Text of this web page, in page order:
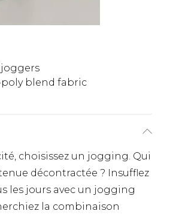
blend fabric
choisissez un jogging. Qui
décontractée ? Insufflez
les jours avec un jogging
la combinaison